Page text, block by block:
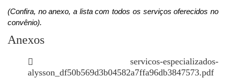
(Confira, no anexo, a lista com todos os serviços oferecidos no
convênio).
Anexos
servicos-especializados-
alysson_df50b569d3b04582a7ffa96db3847573.pdf